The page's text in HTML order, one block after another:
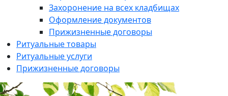
Захоронение на всех кладбищах
Оформление документов
Прижизненные договоры
Ритуальные товары
Ритуальные услуги
Прижизненные договоры